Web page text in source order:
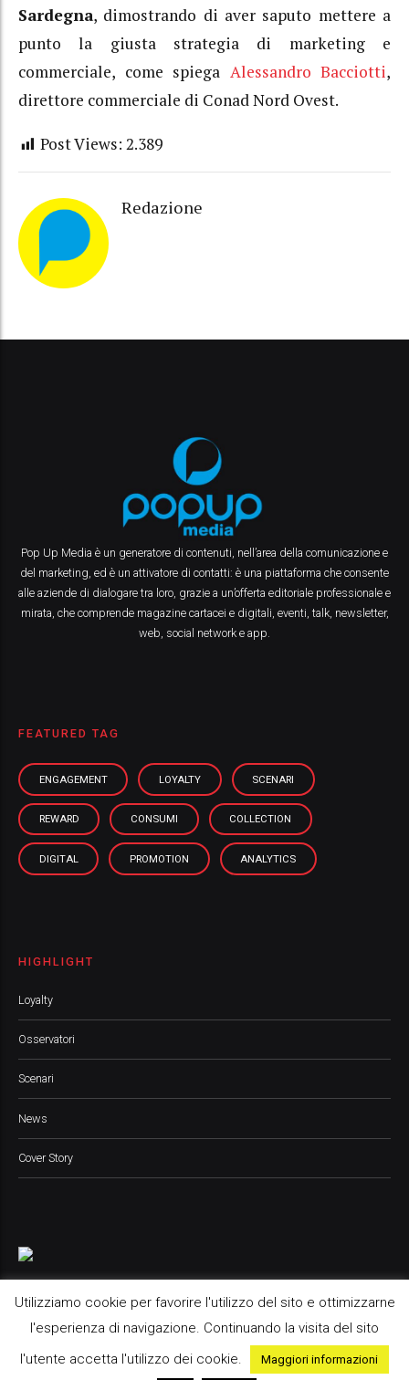
Sardegna, dimostrando di aver saputo mettere a
punto la giusta strategia di marketing e
commerciale, come spiega Alessandro Bacciotti,
direttore commerciale di Conad Nord Ovest.
Post Views: 2.389
Redazione
Pop Up Media è un generatore di contenuti, nell’area della comunicazione e
del marketing, ed è un attivatore di contatti: è una piattaforma che consente
alle aziende di dialogare tra loro, grazie a un’offerta editoriale professionale e
mirata, che comprende magazine cartacei e digitali, eventi, talk, newsletter,
web, social network e app.
FEATURED TAG
ENGAGEMENT LOYALTY SCENARI
REWARD CONSUMI COLLECTION
DIGITAL PROMOTION ANALYTICS
HIGHLIGHT
Loyalty
Osservatori
Scenari
News
Cover Story
Pop Up Media srl, 2021 © All Rights Reserved
Utilizziamo cookie per favorire l'utilizzo del sito e ottimizzarne
l'esperienza di navigazione. Continuando la visita del sito
l'utente accetta l'utilizzo dei cookie.
Maggiori informazioni